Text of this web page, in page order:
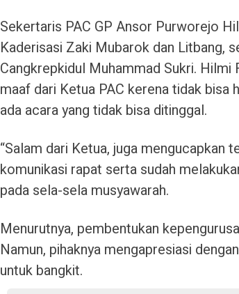
Sekertaris PAC GP Ansor Purworejo
Kaderisasi Zaki Mubarok dan Litbang,
Cangkrepkidul Muhammad Sukri. Hilmi
maaf dari Ketua PAC kerena tidak bisa
ada acara yang tidak bisa ditinggal.
“Salam dari Ketua, juga mengucapkan
komunikasi rapat serta sudah
pada sela-sela musyawarah.
Menurutnya, pembentukan
Namun, pihaknya mengapresiasi
untuk bangkit.